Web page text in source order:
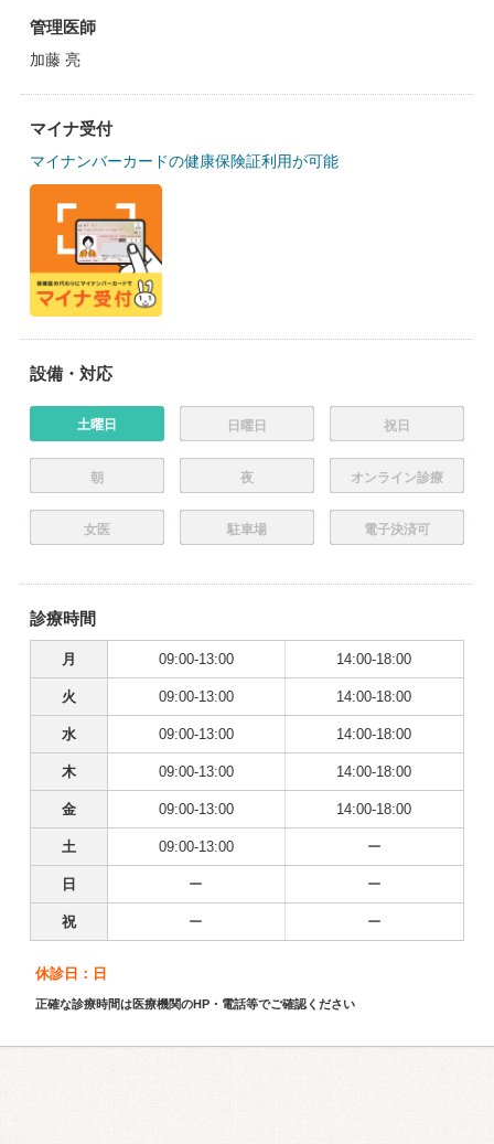
管理医師
加藤 亮
マイナ受付
マイナンバーカードの健康保険証利用が可能
設備・対応
土曜日 日曜日 祝日
朝 夜 オンライン診療
女医 駐車場 電子決済可
診療時間
月 09:00-13:00 14:00-18:00
火 09:00-13:00 14:00-18:00
水 09:00-13:00 14:00-18:00
木 09:00-13:00 14:00-18:00
金 09:00-13:00 14:00-18:00
土 09:00-13:00 ー
日 ー ー
祝 ー ー
休診日：日
正確な診療時間は医療機関のHP・電話等でご確認ください